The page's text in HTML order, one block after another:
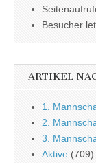
Besucher
ARTIKEL
1.
2.
3.
Aktive (709)